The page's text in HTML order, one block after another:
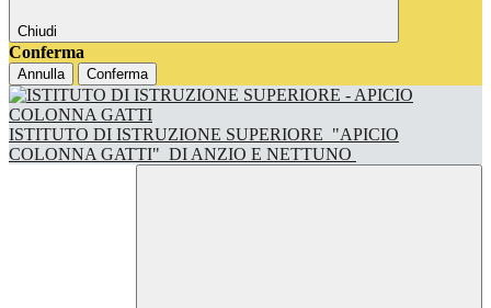
Chiudi
Conferma
Annulla Conferma
ISTITUTO DI ISTRUZIONE SUPERIORE "APICIO
COLONNA GATTI" DI ANZIO E NETTUNO